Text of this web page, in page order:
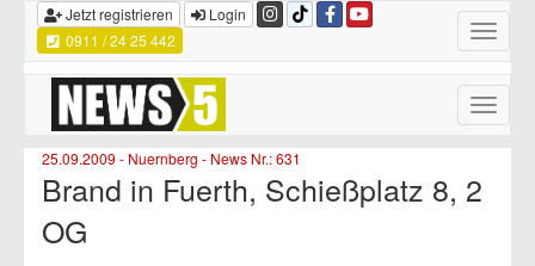
Toggle
Jetzt registrieren
Login
0911 / 24 25 442
Toggle
25.09.2009 - Nuernberg - News Nr.: 631
Brand in Fuerth, Schießplatz 8, 2
OG